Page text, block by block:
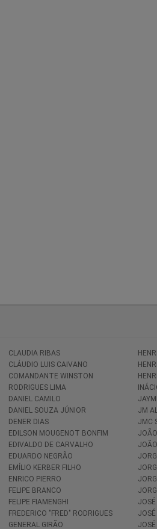
CLAUDIA RIBAS
CLÁUDIO LUIS CAIVANO
COMANDANTE WINSTON
RODRIGUES LIMA
DANIEL CAMILO
DANIEL SOUZA JÚNIOR
DENER DIAS
EDILSON MOUGENOT BONFIM
EDIVALDO DE CARVALHO
EDUARDO NEGRÃO
EMÍLIO KERBER FILHO
ENRICO PIERRO
FELIPE BRANCO
FELIPE FIAMENGHI
FREDERICO "FRED" RODRIGUES
GENERAL GIRÃO
JM
JMC